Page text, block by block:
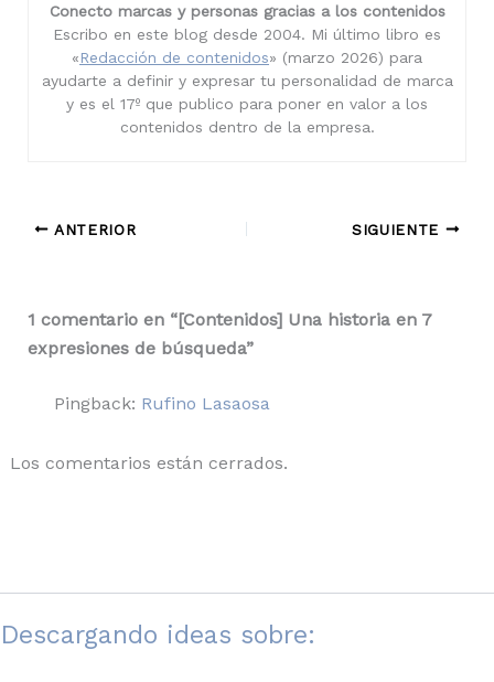
Conecto marcas y personas gracias a los contenidos
Escribo en este blog desde 2004. Mi último libro es
«Redacción de contenidos» (marzo 2026) para
ayudarte a definir y expresar tu personalidad de marca
y es el 17º que publico para poner en valor a los
contenidos dentro de la empresa.
ANTERIOR SIGUIENTE
1 comentario en “[Contenidos] Una historia en 7
expresiones de búsqueda”
Pingback: Rufino Lasaosa
Los comentarios están cerrados.
Descargando ideas sobre: